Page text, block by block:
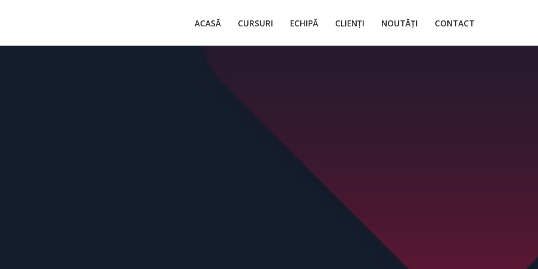
ACASĂ CURSURI ECHIPĂ CLIENȚI NOUTĂȚI CONTACT